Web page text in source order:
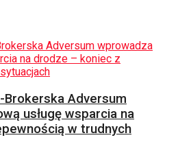
Brokerska Adversum
usługę wsparcia na
w trudnych